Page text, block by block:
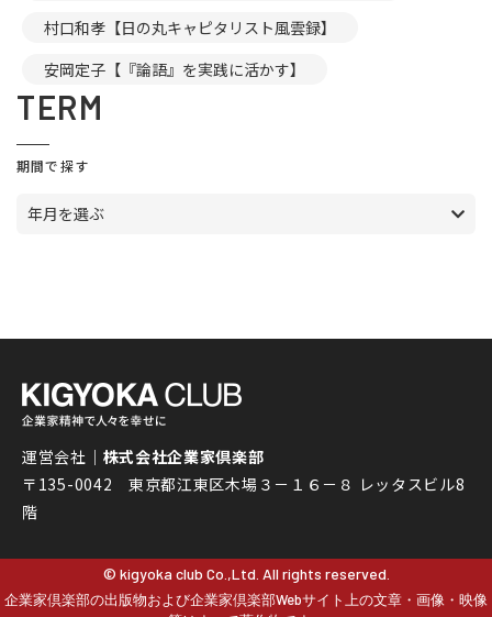
村口和孝【日の丸キャピタリスト風雲録】
安岡定子【『論語』を実践に活かす】
TERM
期間で探す
年月を選ぶ
運営会社｜ 株式会社企業家倶楽部
〒135-0042 東京都江東区木場３－１６－８ レッタスビル8
階
© kigyoka club Co.,Ltd. All rights reserved.
企業家倶楽部の出版物および企業家倶楽部Webサイト上の文章・画像・映像